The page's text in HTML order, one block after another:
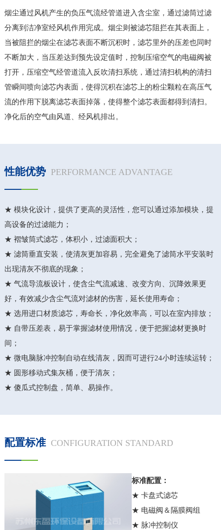
烟尘通过风机产生的负压气流经管道进入含尘室，通过滤筒过滤
分离到洁净室经风机作用完成。烟尘则被滤芯阻拦在其表面上，
当被阻拦的烟尘在滤芯表面不断沉积时，滤芯里外的压差也同时
不断加大，当压差达到预先设定值时，控制压缩空气的电磁阀被
打开，压缩空气经管道流入反吹清扫系统，通过清扫机构的清扫
管瞬间喷向滤芯内表面，使得沉积在滤芯上的粉尘颗粒在高压气
流的作用下脱离滤芯表面掉落，使得整个滤芯表面都得到清扫。
净化后的空气由风道、经风机排出。
性能优势 PERFORMANCE ADVANTAGE
★ 模块化设计，提供了更高的灵活性，您可以通过添加模块，提
高设备的过滤能力；
★ 褶皱筒式滤芯，体积小，过滤面积大；
★ 滤筒垂直安装，使清灰更加容易，完全避免了滤筒水平安装时
出现清灰不彻底的现象；
★ 气流导流板设计，使含尘气流减速、改变方向、沉降效果更
好，有效减少含尘气流对滤材的伤害，延长使用寿命；
★ 选用进口材质滤芯，寿命长，净化效率高，可以在室内排放；
★ 自带压差表，易于掌握滤材使用情况，便于把握滤材更换时
间；
★ 微电脑脉冲控制自动在线清灰，因而可进行24小时连续运转；
★ 圆形移动式集灰桶，便于清灰；
★ 傻瓜式控制盘，简单、易操作。
配置标准 CONFIGURATION STANDARD
标准配置：
★ 卡盘式滤芯
★ 电磁阀＆隔膜阀组
★ 脉冲控制仪